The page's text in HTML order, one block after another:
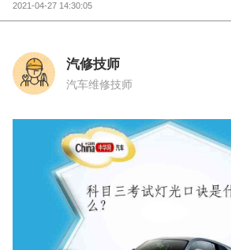
2021-04-27 14:30:05
汽修技师
汽车维修技师